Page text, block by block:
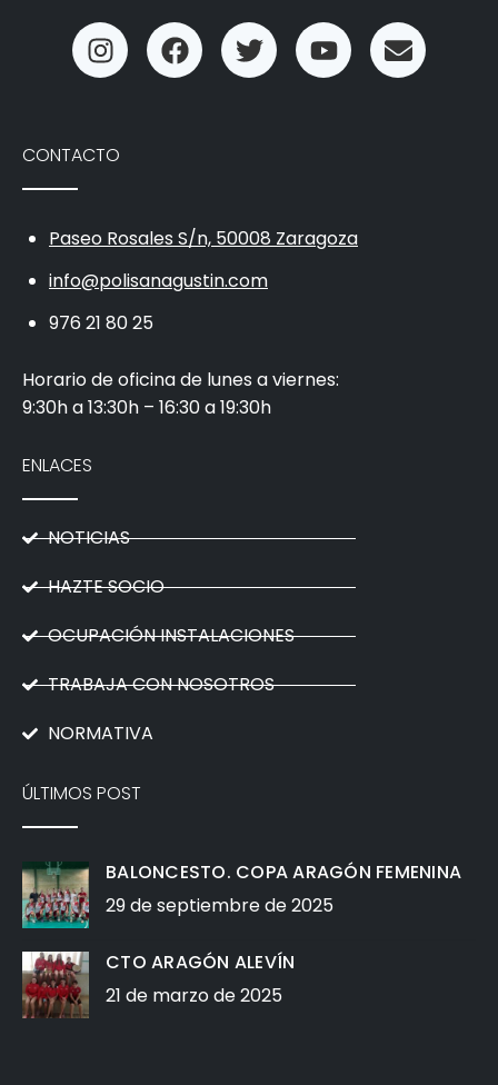
CONTACTO
Paseo Rosales S/n, 50008 Zaragoza
info@polisanagustin.com
976 21 80 25
Horario de oficina de lunes a viernes:
9:30h a 13:30h – 16:30 a 19:30h
ENLACES
NOTICIAS
HAZTE SOCIO
OCUPACIÓN INSTALACIONES
TRABAJA CON NOSOTROS
NORMATIVA
ÚLTIMOS POST
BALONCESTO. COPA ARAGÓN FEMENINA
29 de septiembre de 2025
CTO ARAGÓN ALEVÍN
21 de marzo de 2025